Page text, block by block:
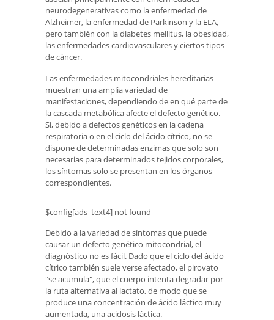
neurodegenerativas como la enfermedad de
Alzheimer, la enfermedad de Parkinson y la ELA,
pero también con la diabetes mellitus, la obesidad,
las enfermedades cardiovasculares y ciertos tipos
de cáncer.
Las enfermedades mitocondriales hereditarias
muestran una amplia variedad de
manifestaciones, dependiendo de en qué parte de
la cascada metabólica afecte el defecto genético.
Si, debido a defectos genéticos en la cadena
respiratoria o en el ciclo del ácido cítrico, no se
dispone de determinadas enzimas que solo son
necesarias para determinados tejidos corporales,
los síntomas solo se presentan en los órganos
correspondientes.
$config[ads_text4] not found
Debido a la variedad de síntomas que puede
causar un defecto genético mitocondrial, el
diagnóstico no es fácil. Dado que el ciclo del ácido
cítrico también suele verse afectado, el pirovato
"se acumula", que el cuerpo intenta degradar por
la ruta alternativa al lactato, de modo que se
produce una concentración de ácido láctico muy
aumentada, una acidosis láctica.